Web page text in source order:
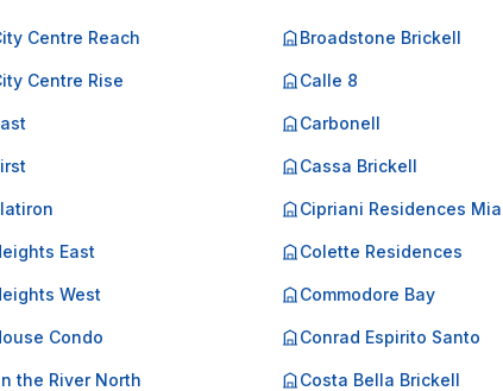
Centre Reach
Centre Rise
East
West
Condo
the River North
Broadstone Brickell
Calle 8
Carbonell
Cassa Brickell
Cipriani Residences
Colette Residences
Commodore Bay
Conrad Espirito Santo
Costa Bella Brickell